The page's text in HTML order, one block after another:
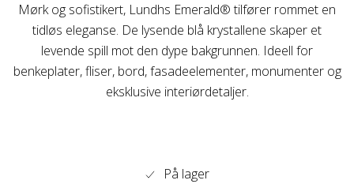
Mørk og sofistikert, Lundhs Emerald® tilfører rommet en
tidløs eleganse. De lysende blå krystallene skaper et
levende spill mot den dype bakgrunnen. Ideell for
benkeplater, fliser, bord, fasadeelementer, monumenter og
eksklusive interiørdetaljer.
På lager